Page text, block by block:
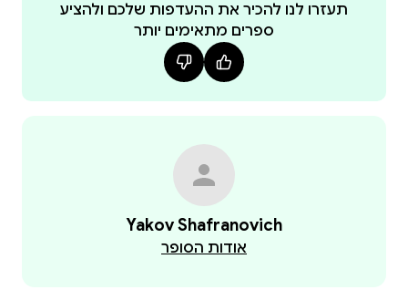
תעזרו לנו להכיר את ההעדפות שלכם ולהציע
ספרים מתאימים יותר
Yakov Shafranovich
אודות הסופר